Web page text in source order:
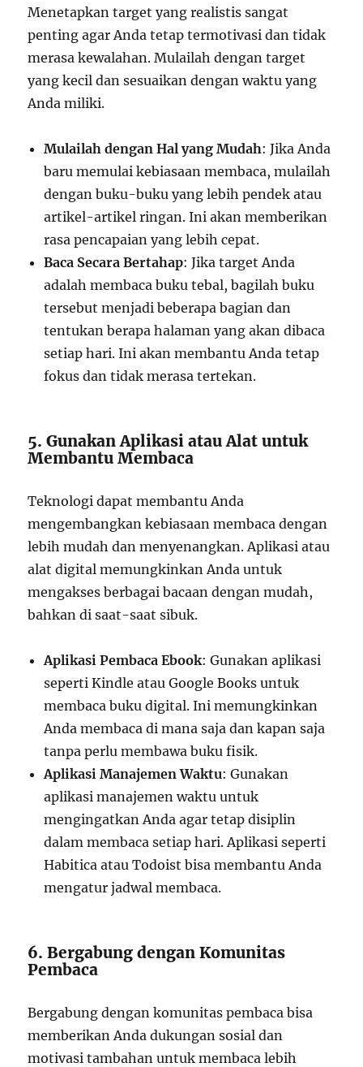
Menetapkan target yang realistis sangat
penting agar Anda tetap termotivasi dan tidak
merasa kewalahan. Mulailah dengan target
yang kecil dan sesuaikan dengan waktu yang
Anda miliki.
Mulailah dengan Hal yang Mudah: Jika Anda
baru memulai kebiasaan membaca, mulailah
dengan buku-buku yang lebih pendek atau
artikel-artikel ringan. Ini akan memberikan
rasa pencapaian yang lebih cepat.
Baca Secara Bertahap: Jika target Anda
adalah membaca buku tebal, bagilah buku
tersebut menjadi beberapa bagian dan
tentukan berapa halaman yang akan dibaca
setiap hari. Ini akan membantu Anda tetap
fokus dan tidak merasa tertekan.
5. Gunakan Aplikasi atau Alat untuk
Membantu Membaca
Teknologi dapat membantu Anda
mengembangkan kebiasaan membaca dengan
lebih mudah dan menyenangkan. Aplikasi atau
alat digital memungkinkan Anda untuk
mengakses berbagai bacaan dengan mudah,
bahkan di saat-saat sibuk.
Aplikasi Pembaca Ebook: Gunakan aplikasi
seperti Kindle atau Google Books untuk
membaca buku digital. Ini memungkinkan
Anda membaca di mana saja dan kapan saja
tanpa perlu membawa buku fisik.
Aplikasi Manajemen Waktu: Gunakan
aplikasi manajemen waktu untuk
mengingatkan Anda agar tetap disiplin
dalam membaca setiap hari. Aplikasi seperti
Habitica atau Todoist bisa membantu Anda
mengatur jadwal membaca.
6. Bergabung dengan Komunitas
Pembaca
Bergabung dengan komunitas pembaca bisa
memberikan Anda dukungan sosial dan
motivasi tambahan untuk membaca lebih